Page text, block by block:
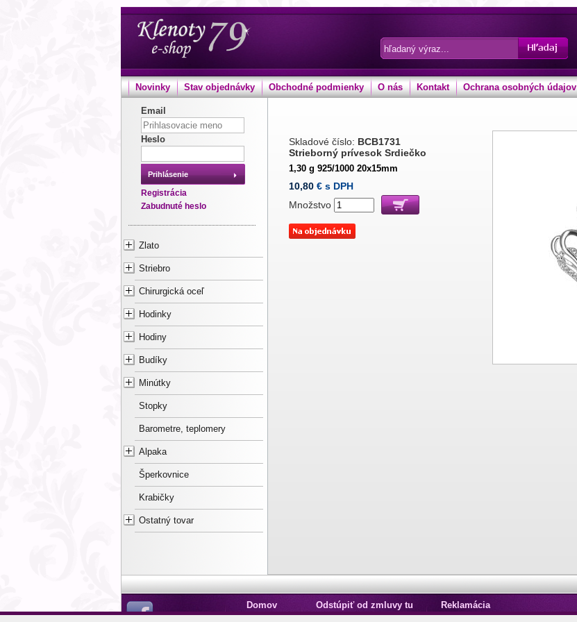
Novinky Stav objednávky Obchodné podmienky O nás Kontakt Ochrana osobných údajov
Email
Heslo
Prihlásenie
Registrácia
Zabudnuté heslo
Zlato
Striebro
Chirurgická oceľ
Hodinky
Hodiny
Budíky
Minútky
Stopky
Barometre, teplomery
Alpaka
Šperkovnice
Krabičky
Ostatný tovar
Skladové číslo: BCB1731
Strieborný prívesok Srdiečko
1,30 g 925/1000 20x15mm
10,80 € s DPH
Množstvo
Domov
Odstúpiť od zmluvy tu
Reklamácia